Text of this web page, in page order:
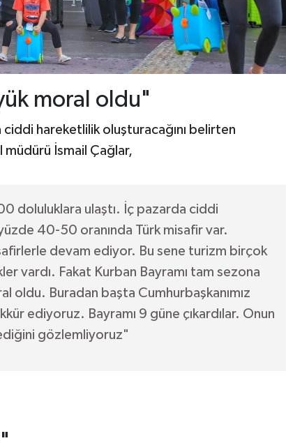
moral oldu"
hareketlilik oluşturacağını belirten
müdürü İsmail Çağlar,
doluluklara ulaştı. İç pazarda ciddi
40-50 oranında Türk misafir var.
devam ediyor. Bu sene turizm birçok
vardı. Fakat Kurban Bayramı tam sezona
oldu. Buradan başta Cumhurbaşkanımız
ediyoruz. Bayramı 9 güne çıkardılar. Onun
gözlemliyoruz"